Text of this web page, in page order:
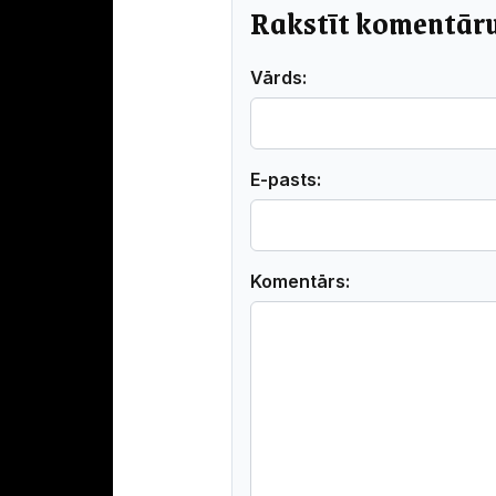
Rakstīt
Vārds:
E-pasts:
Komentārs: